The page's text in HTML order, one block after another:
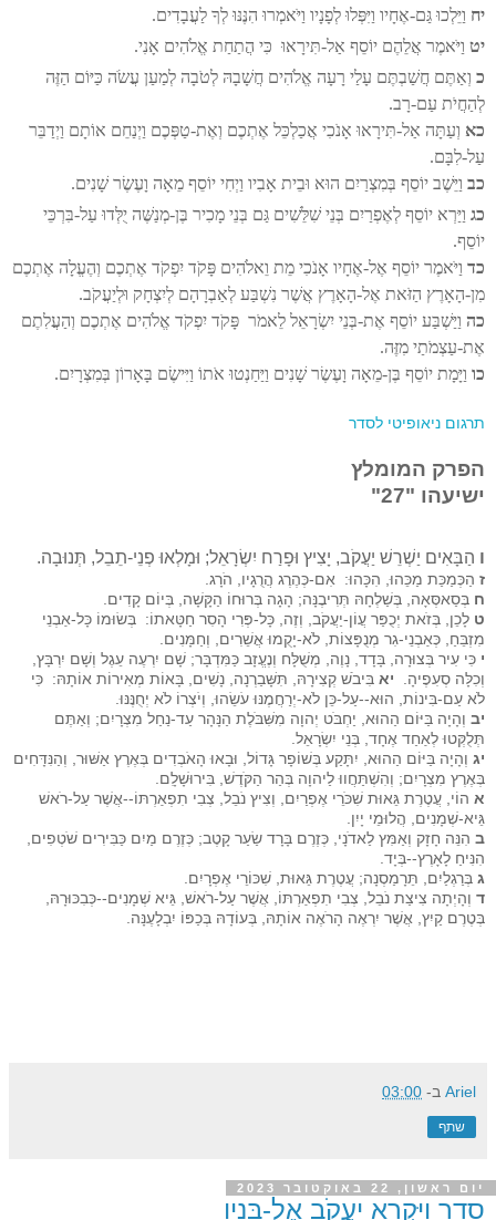
יח וַיֵּלְכוּ גַּם-אֶחָיו וַיִּפְּלוּ לְפָנָיו וַיֹּאמְרוּ הִנֶּנּוּ לְךָ לַעֲבָדִים.
יט וַיֹּאמֶר אֲלֵהֶם יוֹסֵף אַל-תִּירָאוּ כִּי הֲתַחַת אֱלֹהִים אָנִי.
כ וְאַתֶּם חֲשַׁבְתֶּם עָלַי רָעָה אֱלֹהִים חֲשָׁבָהּ לְטֹבָה לְמַעַן עֲשֹׂה כַּיּוֹם הַזֶּה
לְהַחֲיֹת עַם-רָב.
כא וְעַתָּה אַל-תִּירָאוּ אָנֹכִי אֲכַלְכֵּל אֶתְכֶם וְאֶת-טַפְּכֶם וַיְנַחֵם אוֹתָם וַיְדַבֵּר
עַל-לִבָּם.
כב וַיֵּשֶׁב יוֹסֵף בְּמִצְרַיִם הוּא וּבֵית אָבִיו וַיְחִי יוֹסֵף מֵאָה וָעֶשֶׂר שָׁנִים.
כג וַיַּרְא יוֹסֵף לְאֶפְרַיִם בְּנֵי שִׁלֵּשִׁים גַּם בְּנֵי מָכִיר בֶּן-מְנַשֶּׁה יֻלְּדוּ עַל-בִּרְכֵּי
יוֹסֵף.
כד וַיֹּאמֶר יוֹסֵף אֶל-אֶחָיו אָנֹכִי מֵת וֵאלֹהִים פָּקֹד יִפְקֹד אֶתְכֶם וְהֶעֱלָה אֶתְכֶם
מִן-הָאָרֶץ הַזֹּאת אֶל-הָאָרֶץ אֲשֶׁר נִשְׁבַּע לְאַבְרָהָם לְיִצְחָק וּלְיַעֲקֹב.
כה וַיַּשְׁבַּע יוֹסֵף אֶת-בְּנֵי יִשְׂרָאֵל לֵאמֹר פָּקֹד יִפְקֹד אֱלֹהִים אֶתְכֶם וְהַעֲלִתֶם
אֶת-עַצְמֹתַי מִזֶּה.
כו וַיָּמָת יוֹסֵף בֶּן-מֵאָה וָעֶשֶׂר שָׁנִים וַיַּחַנְטוּ אֹתוֹ וַיִּישֶׂם בָּאָרוֹן בְּמִצְרָיִם.
תרגום ניאופיטי לסדר
הפרק המומלץ
ישיעהו "27"
ו הַבָּאִים יַשְׁרֵשׁ יַעֲקֹב, יָצִיץ וּפָרַח יִשְׂרָאֵל; וּמָלְאוּ פְנֵי-תֵבֵל, תְּנוּבָה.
ז הַכְּמַכַּת מַכֵּהוּ, הִכָּהוּ: אִם-כְּהֶרֶג הֲרֻגָיו, הֹרָג.
ח בְּסַאסְּאָה, בְּשַׁלְחָהּ תְּרִיבֶנָּה; הָגָה בְּרוּחוֹ הַקָּשָׁה, בְּיוֹם קָדִים.
ט לָכֵן, בְּזֹאת יְכֻפַּר עֲו‍ֹן-יַעֲקֹב, וְזֶה, כָּל-פְּרִי הָסִר חַטָּאתוֹ: בְּשׂוּמוֹ כָּל-אַבְנֵי
מִזְבֵּחַ, כְּאַבְנֵי-גִר מְנֻפָּצוֹת, לֹא-יָקֻמוּ אֲשֵׁרִים, וְחַמָּנִים.
י כִּי עִיר בְּצוּרָה, בָּדָד, נָוֶה, מְשֻׁלָּח וְנֶעֱזָב כַּמִּדְבָּר; שָׁם יִרְעֶה עֵגֶל וְשָׁם יִרְבָּץ,
וְכִלָּה סְעִפֶיהָ.
יא בִּיבֹשׁ קְצִירָהּ, תִּשָּׁבַרְנָה, נָשִׁים, בָּאוֹת מְאִירוֹת אוֹתָהּ: כִּי
לֹא עַם-בִּינוֹת, הוּא--עַל-כֵּן לֹא-יְרַחֲמֶנּוּ עֹשֵׂהוּ, וְיֹצְרוֹ לֹא יְחֻנֶּנּוּ.
יב וְהָיָה בַּיּוֹם הַהוּא, יַחְבֹּט יְהוָה מִשִּׁבֹּלֶת הַנָּהָר עַד-נַחַל מִצְרָיִם; וְאַתֶּם
תְּלֻקְּטוּ לְאַחַד אֶחָד, בְּנֵי יִשְׂרָאֵל.
יג וְהָיָה בַּיּוֹם הַהוּא, יִתָּקַע בְּשׁוֹפָר גָּדוֹל, וּבָאוּ הָאֹבְדִים בְּאֶרֶץ אַשּׁוּר, וְהַנִּדָּחִים
בְּאֶרֶץ מִצְרָיִם; וְהִשְׁתַּחֲווּ לַיהוָה בְּהַר הַקֹּדֶשׁ, בִּירוּשָׁלִָם.
א הוֹי, עֲטֶרֶת גֵּאוּת שִׁכֹּרֵי אֶפְרַיִם, וְצִיץ נֹבֵל, צְבִי תִפְאַרְתּוֹ--אֲשֶׁר עַל-רֹאשׁ
גֵּיא-שְׁמָנִים, הֲלוּמֵי יָיִן.
ב הִנֵּה חָזָק וְאַמִּץ לַאדֹנָי, כְּזֶרֶם בָּרָד שַׂעַר קָטֶב; כְּזֶרֶם מַיִם כַּבִּירִים שֹׁטְפִים,
הִנִּיחַ לָאָרֶץ--בְּיָד.
ג בְּרַגְלַיִם, תֵּרָמַסְנָה; עֲטֶרֶת גֵּאוּת, שִׁכּוֹרֵי אֶפְרָיִם.
ד וְהָיְתָה צִיצַת נֹבֵל, צְבִי תִפְאַרְתּוֹ, אֲשֶׁר עַל-רֹאשׁ, גֵּיא שְׁמָנִים--כְּבִכּוּרָהּ,
בְּטֶרֶם קַיִץ, אֲשֶׁר יִרְאֶה הָרֹאֶה אוֹתָהּ, בְּעוֹדָהּ בְּכַפּוֹ יִבְלָעֶנָּה.
Ariel ב- 03:00
שתף
יום ראשון, 22 באוקטובר 2023
סדר וַיִּקְרָא יַעֲקֹב אֶל-בָּנָיו